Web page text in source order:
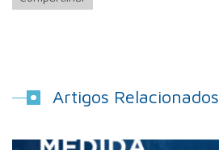
Artigos Relacionados